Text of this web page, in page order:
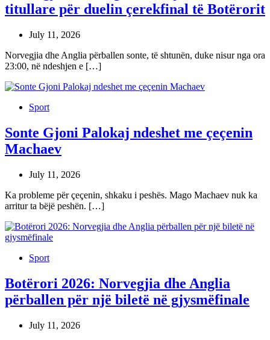
titullare për duelin çerekfinal të Botërorit
July 11, 2026
Norvegjia dhe Anglia përballen sonte, të shtunën, duke nisur nga ora
23:00, në ndeshjen e […]
Sport
Sonte Gjoni Palokaj ndeshet me çeçenin
Machaev
July 11, 2026
Ka probleme për çeçenin, shkaku i peshës. Mago Machaev nuk ka
arritur ta bëjë peshën. […]
Sport
Botërori 2026: Norvegjia dhe Anglia
përballen për një biletë në gjysmëfinale
July 11, 2026